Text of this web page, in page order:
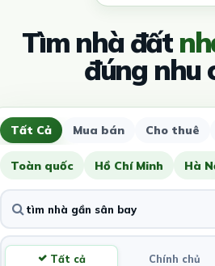
Tìm nhà đất
đúng nhu
Tất Cả Mua bán Cho thuê
Toàn quốc Hồ Chí Minh Hà
Tất cả Chính chủ